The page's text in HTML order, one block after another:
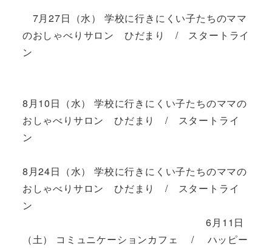
7月27日（水） 学校に行きにくい子たちのママ
のおしゃべりサロン ひだまり / スタートライ
ン
8月10日（水） 学校に行きにくい子たちのママの
おしゃべりサロン ひだまり / スタートライ
ン
8月24日（水） 学校に行きにくい子たちのママの
おしゃべりサロン ひだまり / スタートライ
ン
6月11日
（土） コミュニケーションカフェ / ハッピー